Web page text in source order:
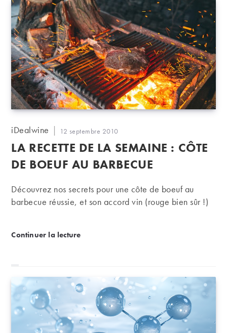
Auteur/autrice
la
publication :
iDealwine
Publication
publiée :
12 septembre 2010
LA RECETTE DE LA SEMAINE : CÔTE
DE BOEUF AU BARBECUE
Découvrez nos secrets pour une côte de boeuf au
barbecue réussie, et son accord vin (rouge bien sûr !)
Continuer la lectureLa recette de la semaine : Côte de boeuf au